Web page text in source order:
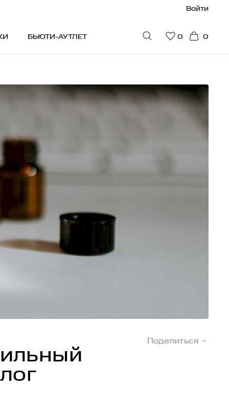
Поделиться
Войти
БЬЮТИ-АУТЛЕТ
привилегий
рекомендует
0 0